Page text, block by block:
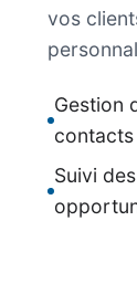
vos
Gestion
contacts
Suivi des